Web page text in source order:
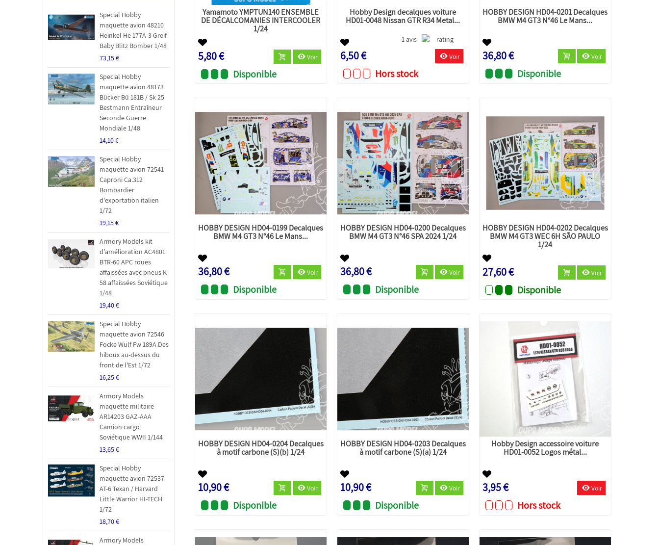
Special Hobby
maquette avion 48210
Heinkel He 177A-3 Greif
Baby Blitz Bomber 1/48
73,15 €
Special Hobby
maquette avion 48173
Bücker Bü 181B / Sk 25
Bestmann Entraîneur
Seconde Guerre
Mondiale 1/48
14,10 €
Special Hobby
maquette avion 72541
Caproni Ca.312
Bombardier
d'exportation italien
1/72
19,15 €
Armory Models kit
d'amélioration AC4801
BTR-60 APC roues
affaissées avec pneus K-
58 affaissées Soviétique
1/48
19,40 €
Special Hobby
maquette avion 72546
Focke Wulf Fw 189A Des
hiboux au-dessus du
front de l'Est 1/72
16,25 €
Armory Models
maquette militaire
AR14203 GAZ-AAA
Camion cargo
Soviétique WWII 1/144
13,65 €
Special Hobby
maquette avion 72537
AT-6 Texan / Harvard
Little Warrior HI-TECH
1/72
18,70 €
Armory Models
Yamamoto YMPTUN140 ENSEMBLE
DE DÉCALCOMANIES INTERCOOLER
1/24
5,80 € Voir
Disponible
Hobby Design decalques voiture
HD01-0048 Nissan GTR R34 Metal...
1 avis
6,50 € Voir
Hors stock
HOBBY DESIGN HD04-0201 Decalques
BMW M4 GT3 N°46 Le Mans...
36,80 € Voir
Disponible
HOBBY DESIGN HD04-0199 Decalques
BMW M4 GT3 N°46 Le Mans...
36,80 € Voir
Disponible
HOBBY DESIGN HD04-0200 Decalques
BMW M4 GT3 N°46 SPA 2024 1/24
36,80 € Voir
Disponible
HOBBY DESIGN HD04-0202 Decalques
BMW M4 GT3 WEC 6H SÃO PAULO
1/24
27,60 € Voir
Disponible
HOBBY DESIGN HD04-0204 Decalques
à motif carbone (S)(b) 1/24
10,90 € Voir
Disponible
HOBBY DESIGN HD04-0203 Decalques
à motif carbone (S)(a) 1/24
10,90 € Voir
Disponible
Hobby Design accessoire voiture
HD01-0052 Logos métal...
3,95 € Voir
Hors stock